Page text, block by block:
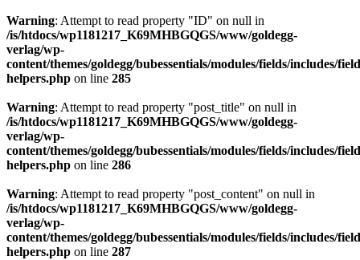
Warning: Attempt to read property "ID" on null in
/is/htdocs/wp1181217_K69MHBGQGS/www/goldegg-
verlag/wp-
content/themes/goldegg/bubessentials/modules/fields/includes/
helpers.php on line 285
Warning: Attempt to read property "post_title" on null in
/is/htdocs/wp1181217_K69MHBGQGS/www/goldegg-
verlag/wp-
content/themes/goldegg/bubessentials/modules/fields/includes/
helpers.php on line 286
Warning: Attempt to read property "post_content" on null in
/is/htdocs/wp1181217_K69MHBGQGS/www/goldegg-
verlag/wp-
content/themes/goldegg/bubessentials/modules/fields/includes/
helpers.php on line 287